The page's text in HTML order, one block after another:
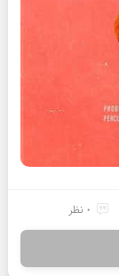
0 نظر